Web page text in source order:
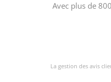
Avec plus de
La gestion des avis